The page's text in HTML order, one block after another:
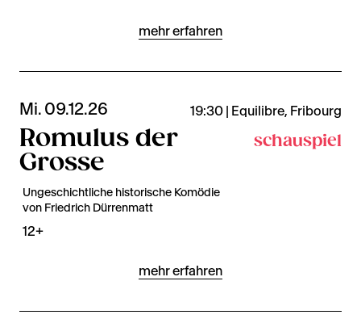
mehr erfahren
Mi. 09.12.26 19:30 | Equilibre, Fribourg
Romulus der
Grosse
schauspiel
Ungeschichtliche historische Komödie
von Friedrich Dürrenmatt
12+
mehr erfahren